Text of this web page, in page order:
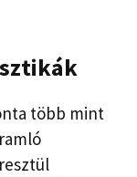
több mint